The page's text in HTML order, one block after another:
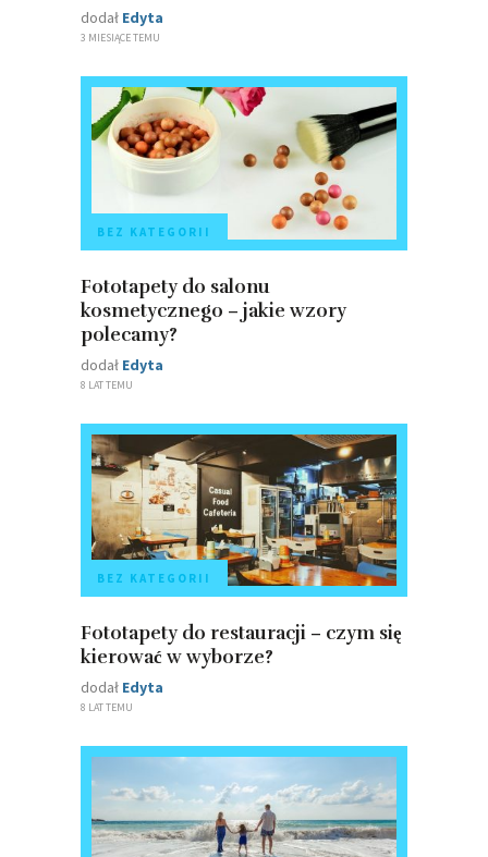
dodał Edyta
3 MIESIĄCE TEMU
BEZ KATEGORII
Fototapety do salonu
kosmetycznego – jakie wzory
polecamy?
dodał Edyta
8 LAT TEMU
BEZ KATEGORII
Fototapety do restauracji – czym się
kierować w wyborze?
dodał Edyta
8 LAT TEMU